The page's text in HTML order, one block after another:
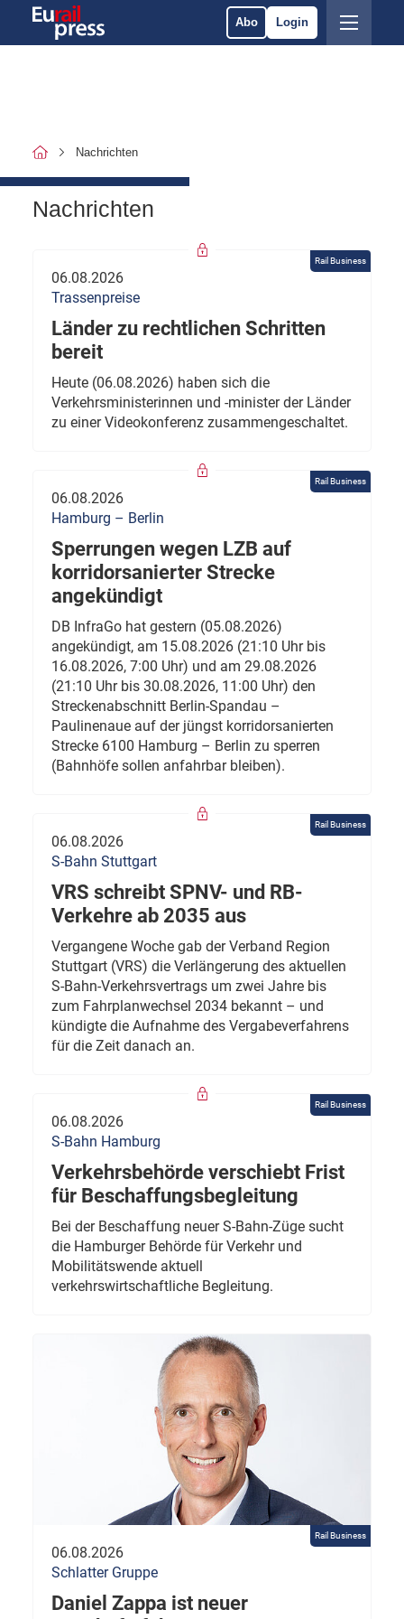
Abo Login
Nachrichten
Nachrichten
Rail Business
06.08.2026
Trassenpreise
Länder zu rechtlichen Schritten
bereit
Heute (06.08.2026) haben sich die
Verkehrsministerinnen und -minister der Länder
zu einer Videokonferenz zusammengeschaltet.
Rail Business
06.08.2026
Hamburg – Berlin
Sperrungen wegen LZB auf
korridorsanierter Strecke
angekündigt
DB InfraGo hat gestern (05.08.2026)
angekündigt, am 15.08.2026 (21:10 Uhr bis
16.08.2026, 7:00 Uhr) und am 29.08.2026
(21:10 Uhr bis 30.08.2026, 11:00 Uhr) den
Streckenabschnitt Berlin-Spandau –
Paulinenaue auf der jüngst korridorsanierten
Strecke 6100 Hamburg – Berlin zu sperren
(Bahnhöfe sollen anfahrbar bleiben).
Rail Business
06.08.2026
S-Bahn Stuttgart
VRS schreibt SPNV- und RB-
Verkehre ab 2035 aus
Vergangene Woche gab der Verband Region
Stuttgart (VRS) die Verlängerung des aktuellen
S-Bahn-Verkehrsvertrags um zwei Jahre bis
zum Fahrplanwechsel 2034 bekannt – und
kündigte die Aufnahme des Vergabeverfahrens
für die Zeit danach an.
Rail Business
06.08.2026
S-Bahn Hamburg
Verkehrsbehörde verschiebt Frist
für Beschaffungsbegleitung
Bei der Beschaffung neuer S-Bahn-Züge sucht
die Hamburger Behörde für Verkehr und
Mobilitätswende aktuell
verkehrswirtschaftliche Begleitung.
Rail Business
06.08.2026
Schlatter Gruppe
Daniel Zappa ist neuer